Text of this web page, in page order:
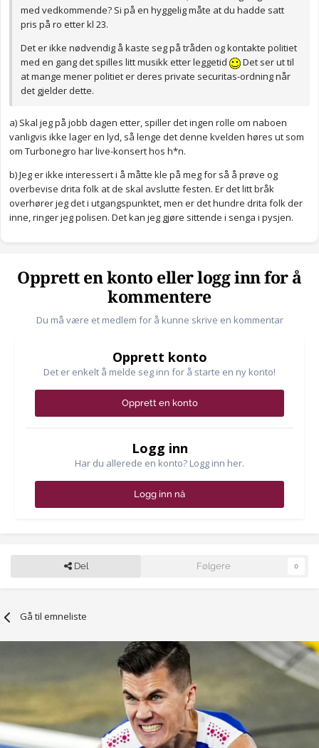
med vedkommende? Si på en hyggelig måte at du hadde satt
pris på ro etter kl 23.
Det er ikke nødvendig å kaste seg på tråden og kontakte politiet
med en gang det spilles litt musikk etter leggetid
Det ser ut til
at mange mener politiet er deres private securitas-ordning når
det gjelder dette.
a) Skal jeg på jobb dagen etter, spiller det ingen rolle om naboen
vanligvis ikke lager en lyd, så lenge det denne kvelden høres ut som
om Turbonegro har live-konsert hos h*n.
b) Jeg er ikke interessert i å måtte kle på meg for så å prøve og
overbevise drita folk at de skal avslutte festen. Er det litt bråk
overhører jeg det i utgangspunktet, men er det hundre drita folk der
inne, ringer jeg polisen. Det kan jeg gjøre sittende i senga i pysjen.
Opprett en konto eller logg inn for å
kommentere
Du må være et medlem for å kunne skrive en kommentar
Opprett konto
Det er enkelt å melde seg inn for å starte en ny konto!
Opprett en konto
Logg inn
Har du allerede en konto? Logg inn her.
Logg inn nå
Del Følgere 0
Gå til emneliste